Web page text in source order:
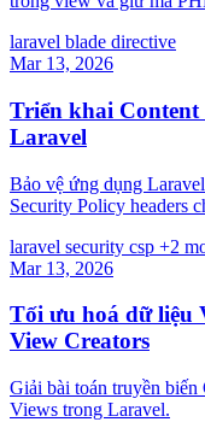
laravel blade directive
Mar 13, 2026
Triển khai Content
Laravel
Bảo vệ ứng dụng
Security Policy headers
laravel security csp +2
Mar 13, 2026
Tối ưu hoá dữ liệu
View Creators
Giải bài toán truyền biến
Views trong Laravel.